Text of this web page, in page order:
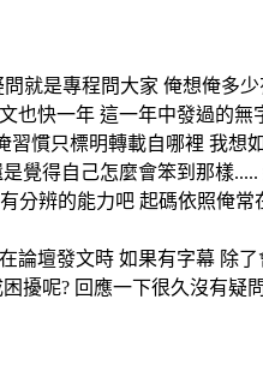
就是專程問大家 俺想俺多
快一年 這一年中發過的
慣只標明轉載自哪裡 我
得自己怎麼會笨到那樣
分辨的能力吧 起碼依照俺
壇發文時 如果有字幕 除
擾呢? 回應一下很久沒有疑